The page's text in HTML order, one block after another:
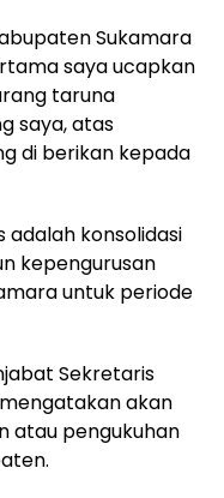
Sukamara
saya ucapkan
taruna
saya, atas
di berikan kepada
adalah konsolidasi
kepengurusan
untuk periode
Sekretaris
mengatakan akan
atau pengukuhan